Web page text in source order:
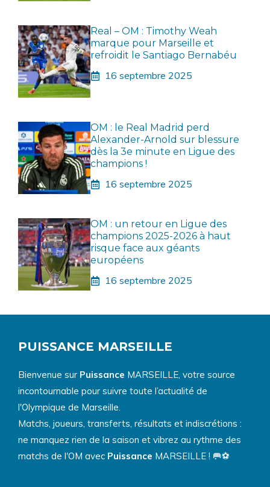
Real – OM : Timothy Weah
marque pour Marseille et
refroidit le Santiago Bernabéu
16 septembre 2025
OM : le Real Madrid perd
Alexander-Arnold sur blessure
dès la 3e minute en Ligue des
champions !
16 septembre 2025
OM : un retour en Ligue des
champions 2025-2026 à haut
risque face aux géants
européens
16 septembre 2025
PUISSANCE MARSEILLE
Bienvenue sur Puissance MARSEILLE, votre source
incontournable pour suivre toute l’actualité de
l'Olympique de Marseille.
Matchs, joueurs, transferts, résultats et indiscrétions :
ne manquez rien de la saison et vibrez au rythme des
matchs de l'OM avec Puissance MARSEILLE ! 🥅⚽️